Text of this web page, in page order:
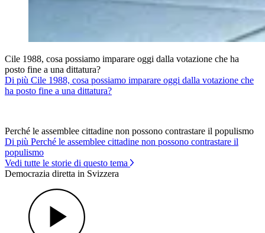
Cile 1988, cosa possiamo imparare oggi dalla votazione che ha
posto fine a una dittatura?
Di più Cile 1988, cosa possiamo imparare oggi dalla votazione che
ha posto fine a una dittatura?
Perché le assemblee cittadine non possono contrastare il populismo
Di più Perché le assemblee cittadine non possono contrastare il
populismo
Vedi tutte le storie di questo tema
Democrazia diretta in Svizzera